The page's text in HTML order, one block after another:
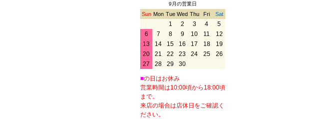
9月の営業日
Sun Mon Tue Wed Thu Fri Sat
1 2 3 4
5
6
7 8 9 10 11
12
13
14 15 16 17 18
19
20
21 22 23 24 25
26
27
28 29 30
■の日はお休み
営業時間は10:00頃から18:00頃
まで。
来店の場合は店休日をご確認く
ださい。